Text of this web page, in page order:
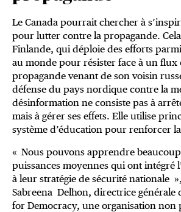
Le Canada pourrait chercher à
pour lutter contre la propagande.
Finlande, qui déploie des efforts
au monde pour résister face à un flux
propagande venant de son voisin
défense du pays nordique contre la
désinformation ne consiste pas à
mais à gérer ses effets. Elle utilise
système d’éducation pour renforcer
« Nous pouvons apprendre beaucoup
puissances moyennes qui ont intégré
à leur stratégie de sécurité nationale
Sabreena Delhon, directrice générale
for Democracy, une organisation non